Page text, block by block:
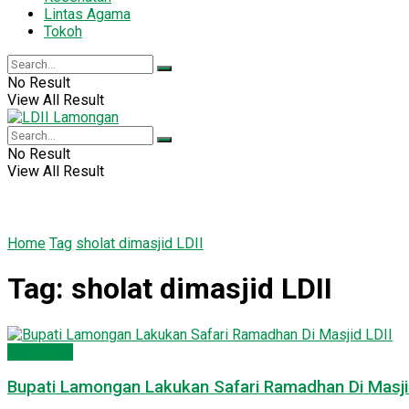
Lintas Agama
Tokoh
No Result
View All Result
No Result
View All Result
Home Tag sholat dimasjid LDII
Tag: sholat dimasjid LDII
Bupati Lamongan Lakukan Safari Ramadhan Di